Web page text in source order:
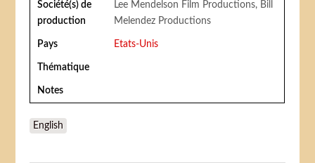
Société(s) de
production
Lee Mendelson Film Productions, Bill
Melendez Productions
Pays Etats-Unis
Thématique
Notes
English